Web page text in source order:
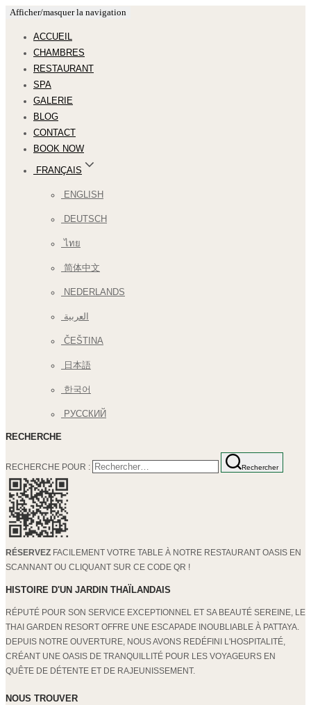
Afficher/masquer la navigation
ACCUEIL
CHAMBRES
RESTAURANT
SPA
GALERIE
BLOG
CONTACT
BOOK NOW
FRANÇAIS
ENGLISH
DEUTSCH
ไทย
简体中文
NEDERLANDS
العربية
ČEŠTINA
日本語
한국어
РУССКИЙ
RECHERCHE
RECHERCHE POUR : Rechercher
RÉSERVEZ FACILEMENT VOTRE TABLE À NOTRE RESTAURANT OASIS EN
SCANNANT OU CLIQUANT SUR CE CODE QR !
HISTOIRE D'UN JARDIN THAÏLANDAIS
RÉPUTÉ POUR SON SERVICE EXCEPTIONNEL ET SA BEAUTÉ SEREINE, LE
THAI GARDEN RESORT OFFRE UNE ESCAPADE INOUBLIABLE À PATTAYA.
DEPUIS NOTRE OUVERTURE, NOUS AVONS REDÉFINI L'HOSPITALITÉ,
CRÉANT UNE OASIS DE TRANQUILLITÉ POUR LES VOYAGEURS EN
QUÊTE DE DÉTENTE ET DE RAJEUNISSEMENT.
NOUS TROUVER